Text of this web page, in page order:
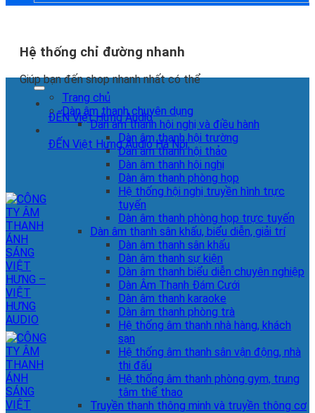
Hệ thống chỉ đường nhanh
Giúp bạn đến shop nhanh nhất có thể
ĐẾN Việt Hưng Audio
ĐẾN Việt Hưng Audio Hà Nội
Trang chủ
Dàn âm thanh chuyên dụng
Dàn âm thanh hội nghị và điều hành
Dàn âm thanh hội trường
Dàn âm thanh hội thảo
Dàn âm thanh hội nghị
Dàn âm thanh phòng họp
Hệ thống hội nghị truyền hình trực
tuyến
Dàn âm thanh phòng họp trực tuyến
Dàn âm thanh sân khấu, biểu diễn, giải trí
Dàn âm thanh sân khấu
Dàn âm thanh sự kiện
Dàn âm thanh biểu diễn chuyên nghiệp
Dàn Âm Thanh Đám Cưới
Dàn âm thanh karaoke
Dàn âm thanh phòng trà
Hệ thống âm thanh nhà hàng, khách
sạn
Hệ thống âm thanh sân vận động, nhà
thi đấu
Hệ thống âm thanh phòng gym, trung
tâm thể thao
Truyền thanh thông minh và truyền thông cơ